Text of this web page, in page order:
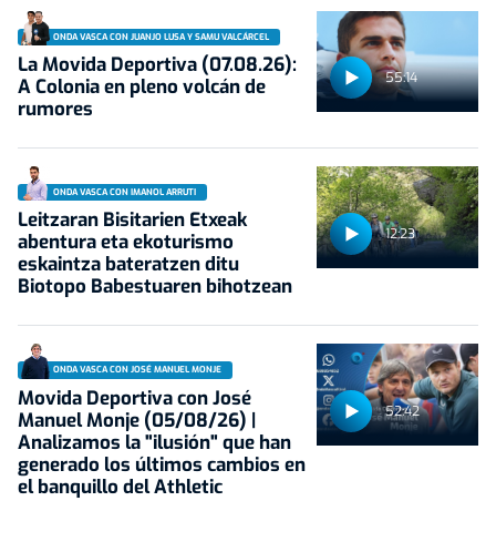
55:14
ONDA VASCA CON JUANJO LUSA Y SAMU VALCÁRCEL
La Movida Deportiva (07.08.26):
A Colonia en pleno volcán de
rumores
12:23
ONDA VASCA CON IMANOL ARRUTI
Leitzaran Bisitarien Etxeak
abentura eta ekoturismo
eskaintza bateratzen ditu
Biotopo Babestuaren bihotzean
52:42
ONDA VASCA CON JOSÉ MANUEL MONJE
Movida Deportiva con José
Manuel Monje (05/08/26) |
Analizamos la "ilusión" que han
generado los últimos cambios en
el banquillo del Athletic